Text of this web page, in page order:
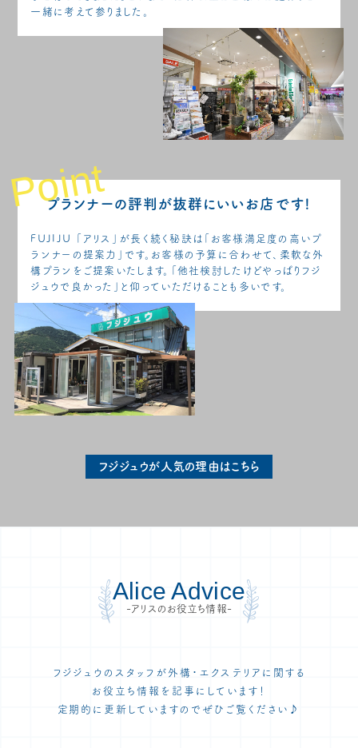
一緒に考えて参りました。
Point
プランナーの評判が抜群にいいお店です!
FUJIJU 「アリス」が長く続く秘訣は「お客様満足度の高いプ
ランナーの提案力」です。お客様の予算に合わせて、柔軟な外
構プランをご提案いたします。「他社検討したけどやっぱりフジ
ジュウで良かった」と仰っていただけることも多いです。
フジジュウが人気の理由はこちら
Alice Advice
-アリスのお役立ち情報-
フジジュウのスタッフが外構・エクステリアに関する
お役立ち情報を記事にしています！
定期的に更新していますのでぜひご覧ください♪